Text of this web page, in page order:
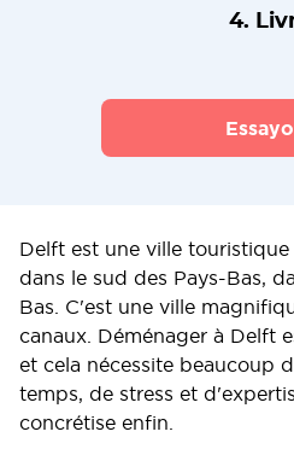
4.
Delft est une ville
dans le sud des Pays-Bas,
Bas. C'est une ville
canaux. Déménager à Delft
et cela nécessite beaucoup
temps, de stress et
concrétise enfin.